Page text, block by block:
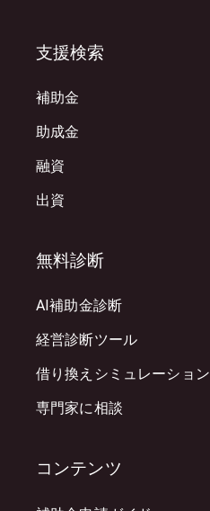
支援検索
補助金
助成金
融資
出資
無料診断
AI補助金診断
経営診断ツール
借り換えシミュレーション
専門家に相談
コンテンツ